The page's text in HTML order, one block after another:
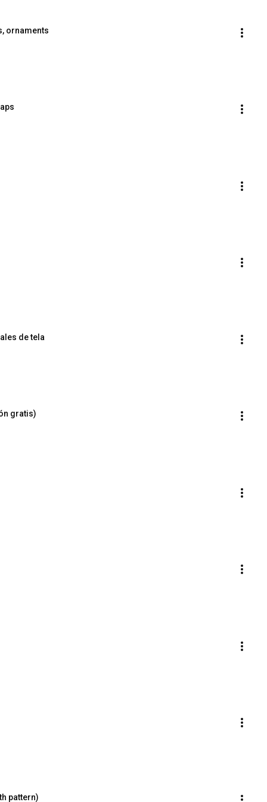
ornaments
de tela
gratis)
pattern)